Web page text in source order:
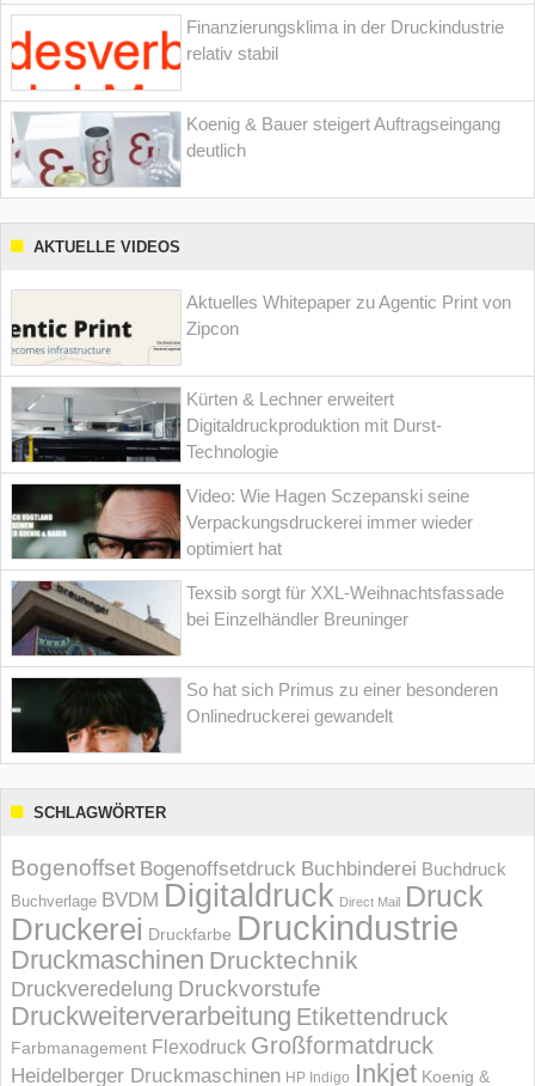
Finanzierungsklima in der Druckindustrie
relativ stabil
Koenig & Bauer steigert Auftragseingang
deutlich
AKTUELLE VIDEOS
Aktuelles Whitepaper zu Agentic Print von
Zipcon
Kürten & Lechner erweitert
Digitaldruckproduktion mit Durst-
Technologie
Video: Wie Hagen Sczepanski seine
Verpackungsdruckerei immer wieder
optimiert hat
Texsib sorgt für XXL-Weihnachtsfassade
bei Einzelhändler Breuninger
So hat sich Primus zu einer besonderen
Onlinedruckerei gewandelt
SCHLAGWÖRTER
Bogenoffset Bogenoffsetdruck Buchbinderei Buchdruck
Buchverlage BVDM Digitaldruck Direct Mail Druck
Druckerei Druckfarbe Druckindustrie
Druckmaschinen Drucktechnik
Druckveredelung Druckvorstufe
Druckweiterverarbeitung Etikettendruck
Farbmanagement Flexodruck Großformatdruck
Heidelberger Druckmaschinen HP Indigo Inkjet Koenig &